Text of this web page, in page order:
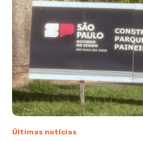
Últimas notícias